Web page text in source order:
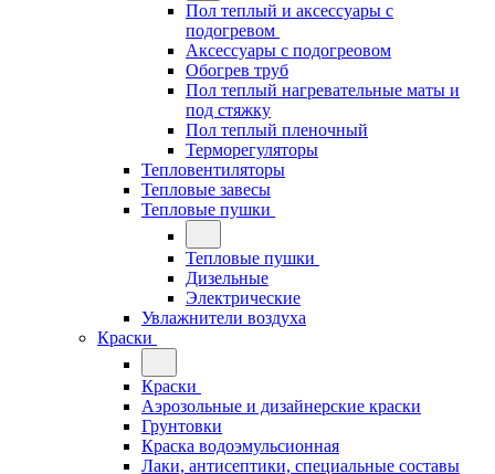
Пол теплый и аксессуары с
подогревом
Аксессуары с подогреовом
Обогрев труб
Пол теплый нагревательные маты и
под стяжку
Пол теплый пленочный
Терморегуляторы
Тепловентиляторы
Тепловые завесы
Тепловые пушки
Тепловые пушки
Дизельные
Электрические
Увлажнители воздуха
Краски
Краски
Аэрозольные и дизайнерские краски
Грунтовки
Краска водоэмульсионная
Лаки, антисептики, специальные составы